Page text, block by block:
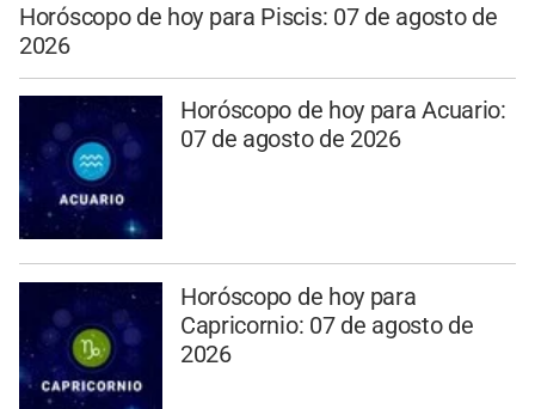
Horóscopo de hoy para Piscis: 07 de agosto de
2026
Horóscopo de hoy para Acuario:
07 de agosto de 2026
Horóscopo de hoy para
Capricornio: 07 de agosto de
2026